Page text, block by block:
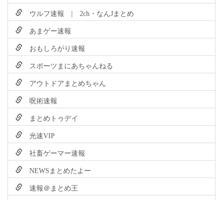
ウルフ速報 | 2ch・なんJまとめ
あまゲー速報
おもしろがり速報
スポーツまにあちゃんねる
アウトドアまとめちゃん
呪術速報
まとめトゥデイ
光速VIP
社畜ゲーマー速報
NEWSまとめたよー
速報＠まとめ王